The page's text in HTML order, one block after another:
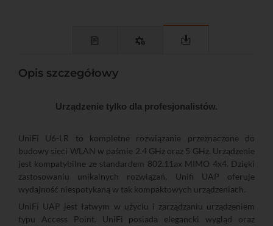
Opis szczegółowy
Urządzenie tylko dla profesjonalistów.
UniFi U6-LR to kompletne rozwiązanie przeznaczone do
budowy sieci WLAN w paśmie 2.4 GHz oraz 5 GHz. Urządzenie
jest kompatybilne ze standardem 802.11ax MIMO 4x4. Dzięki
zastosowaniu unikalnych rozwiązań, Unifi UAP oferuje
wydajność niespotykaną w tak kompaktowych urządzeniach.
UniFi UAP jest łatwym w użyciu i zarządzaniu urządzeniem
typu Access Point. UniFi posiada elegancki wygląd oraz